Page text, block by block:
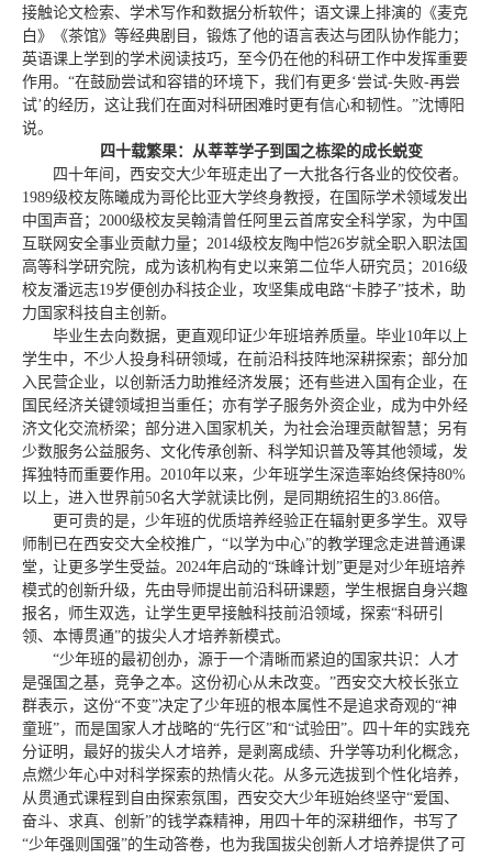
接触论文检索、学术写作和数据分析软件；语文课上排演的《麦克
白》《茶馆》等经典剧目，锻炼了他的语言表达与团队协作能力；
英语课上学到的学术阅读技巧，至今仍在他的科研工作中发挥重要
作用。“在鼓励尝试和容错的环境下，我们有更多‘尝试-失败-再尝
试’的经历，这让我们在面对科研困难时更有信心和韧性。”沈博阳
说。
四十载繁果：从莘莘学子到国之栋梁的成长蜕变
四十年间，西安交大少年班走出了一大批各行各业的佼佼者。
1989级校友陈曦成为哥伦比亚大学终身教授，在国际学术领域发出
中国声音；2000级校友吴翰清曾任阿里云首席安全科学家，为中国
互联网安全事业贡献力量；2014级校友陶中恺26岁就全职入职法国
高等科学研究院，成为该机构有史以来第二位华人研究员；2016级
校友潘远志19岁便创办科技企业，攻坚集成电路“卡脖子”技术，助
力国家科技自主创新。
毕业生去向数据，更直观印证少年班培养质量。毕业10年以上
学生中，不少人投身科研领域，在前沿科技阵地深耕探索；部分加
入民营企业，以创新活力助推经济发展；还有些进入国有企业，在
国民经济关键领域担当重任；亦有学子服务外资企业，成为中外经
济文化交流桥梁；部分进入国家机关，为社会治理贡献智慧；另有
少数服务公益服务、文化传承创新、科学知识普及等其他领域，发
挥独特而重要作用。2010年以来，少年班学生深造率始终保持80%
以上，进入世界前50名大学就读比例，是同期统招生的3.86倍。
更可贵的是，少年班的优质培养经验正在辐射更多学生。双导
师制已在西安交大全校推广，“以学为中心”的教学理念走进普通课
堂，让更多学生受益。2024年启动的“珠峰计划”更是对少年班培养
模式的创新升级，先由导师提出前沿科研课题，学生根据自身兴趣
报名，师生双选，让学生更早接触科技前沿领域，探索“科研引
领、本博贯通”的拔尖人才培养新模式。
“少年班的最初创办，源于一个清晰而紧迫的国家共识：人才
是强国之基，竞争之本。这份初心从未改变。”西安交大校长张立
群表示，这份“不变”决定了少年班的根本属性不是追求奇观的“神
童班”，而是国家人才战略的“先行区”和“试验田”。四十年的实践充
分证明，最好的拔尖人才培养，是剥离成绩、升学等功利化概念，
点燃少年心中对科学探索的热情火花。从多元选拔到个性化培养，
从贯通式课程到自由探索氛围，西安交大少年班始终坚守“爱国、
奋斗、求真、创新”的钱学森精神，用四十年的深耕细作，书写了
“少年强则国强”的生动答卷，也为我国拔尖创新人才培养提供了可